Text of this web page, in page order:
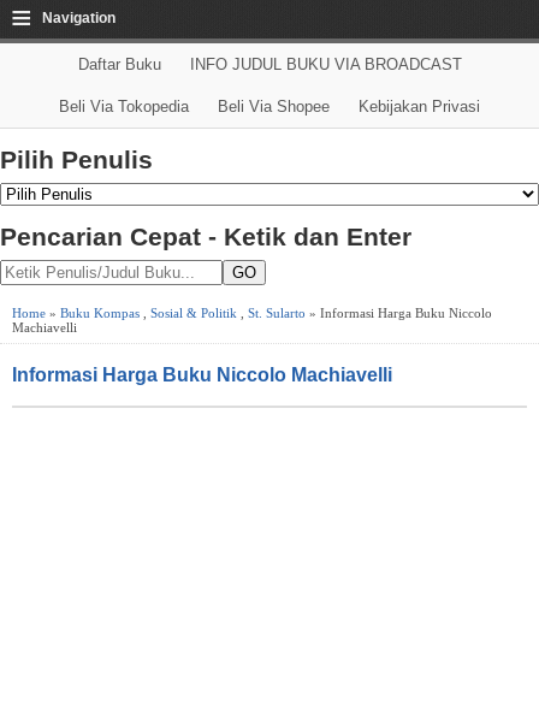
≡ Navigation
Daftar Buku INFO JUDUL BUKU VIA BROADCAST
Beli Via Tokopedia Beli Via Shopee Kebijakan Privasi
Pilih Penulis
Pencarian Cepat - Ketik dan Enter
GO
Home » Buku Kompas Sosial & Politik St. Sularto » Informasi Harga Buku Niccolo
Machiavelli
Informasi Harga Buku Niccolo Machiavelli